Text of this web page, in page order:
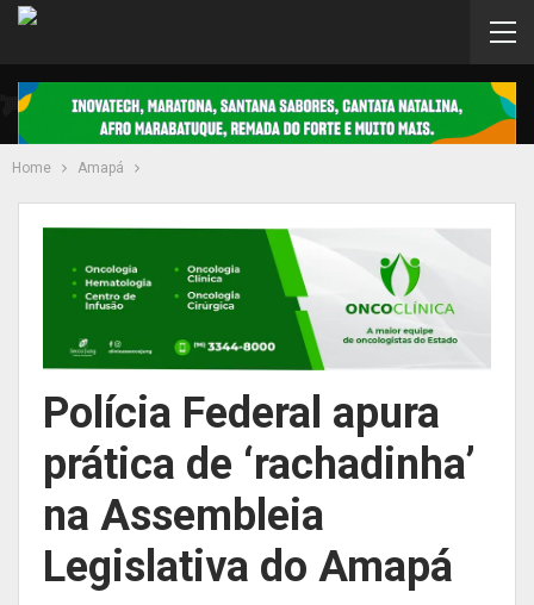
Home Amapá
Polícia Federal apura
prática de ‘rachadinha’
na Assembleia
Legislativa do Amapá